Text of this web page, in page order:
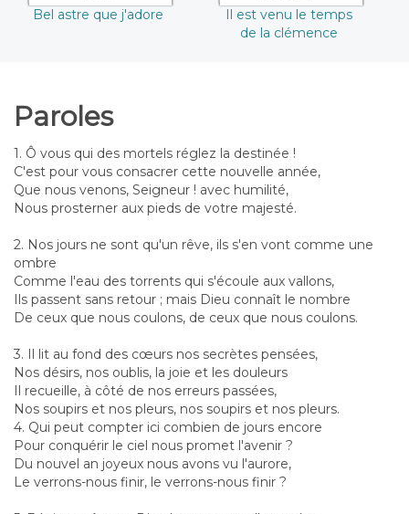
Bel astre que j'adore
Il est venu le temps
de la clémence
Paroles
1. Ô vous qui des mortels réglez la destinée !
C'est pour vous consacrer cette nouvelle année,
Que nous venons, Seigneur ! avec humilité,
Nous prosterner aux pieds de votre majesté.
2. Nos jours ne sont qu'un rêve, ils s'en vont comme une
ombre
Comme l'eau des torrents qui s'écoule aux vallons,
Ils passent sans retour ; mais Dieu connaît le nombre
De ceux que nous coulons, de ceux que nous coulons.
3. Il lit au fond des cœurs nos secrètes pensées,
Nos désirs, nos oublis, la joie et les douleurs
Il recueille, à côté de nos erreurs passées,
Nos soupirs et nos pleurs, nos soupirs et nos pleurs.
4. Qui peut compter ici combien de jours encore
Pour conquérir le ciel nous promet l'avenir ?
Du nouvel an joyeux nous avons vu l'aurore,
Le verrons-nous finir, le verrons-nous finir ?